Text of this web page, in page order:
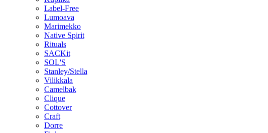
Label-Free
Lumoava
Marimekko
Native Spirit
Rituals
SACKit
SOL'S
Stanley/Stella
Vilikkala
Camelbak
Clique
Cottover
Craft
Dorre